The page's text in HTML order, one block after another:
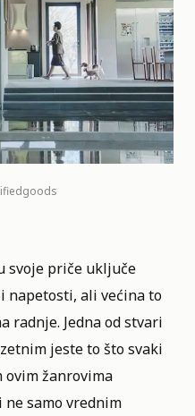
svoje priče uključe
napetosti, ali većina to
radnje. Jedna od stvari
jeste to što svaki
žanrovima
ne samo vrednim